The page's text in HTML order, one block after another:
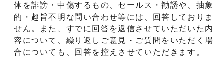
体を誹謗・中傷するもの、セールス・勧誘や、抽象
的・趣旨不明な問い合わせ等には、回答しておりま
せん。また、すでに回答を返信させていただいた内
容について、繰り返しご意見・ご質問をいただく場
合についても、回答を控えさせていただきます。